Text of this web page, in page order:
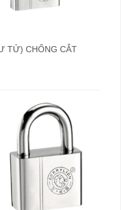
TỬ) CHỐNG CẮT